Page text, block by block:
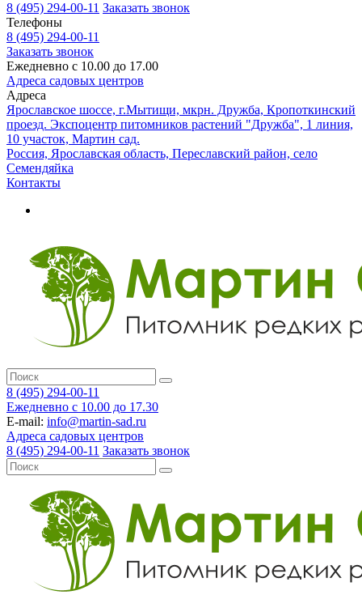
8 (495) 294-00-11 Заказать звонок
Телефоны
8 (495) 294-00-11
Заказать звонок
Ежедневно с 10.00 до 17.00
Адреса садовых центров
Адреса
Ярославское шоссе, г.Мытищи, мкрн. Дружба, Кропоткинский
проезд. Экспоцентр питомников растений "Дружба", 1 линия,
10 участок, Мартин сад.
Россия, Ярославская область, Переславский район, село
Семендяйка
Контакты
8 (495) 294-00-11
Ежедневно с 10.00 до 17.30
E-mail: info@martin-sad.ru
Адреса садовых центров
8 (495) 294-00-11 Заказать звонок